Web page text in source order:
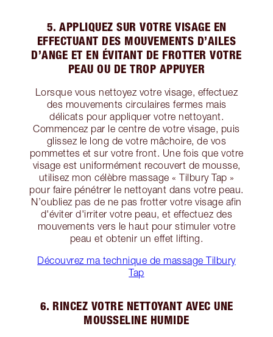
5. APPLIQUEZ SUR VOTRE VISAGE EN
EFFECTUANT DES MOUVEMENTS D’AILES
D’ANGE ET EN ÉVITANT DE FROTTER VOTRE
PEAU OU DE TROP APPUYER
Lorsque vous nettoyez votre visage, effectuez
des mouvements circulaires fermes mais
délicats pour appliquer votre nettoyant.
Commencez par le centre de votre visage, puis
glissez le long de votre mâchoire, de vos
pommettes et sur votre front. Une fois que votre
visage est uniformément recouvert de mousse,
utilisez mon célèbre massage « Tilbury Tap »
pour faire pénétrer le nettoyant dans votre peau.
N’oubliez pas de ne pas frotter votre visage afin
d'éviter d'irriter votre peau, et effectuez des
mouvements vers le haut pour stimuler votre
peau et obtenir un effet lifting.
Découvrez ma technique de massage Tilbury
Tap
6. RINCEZ VOTRE NETTOYANT AVEC UNE
MOUSSELINE HUMIDE